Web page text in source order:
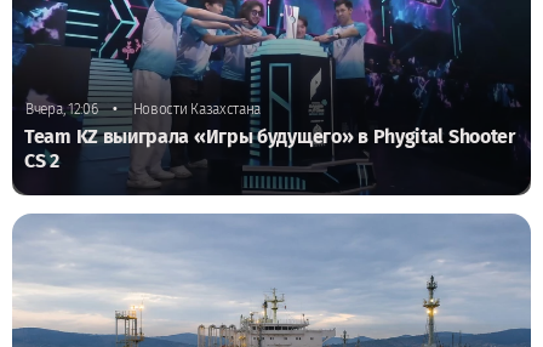
Вчера, 12:06 • Новости Казахстана
Team KZ выиграла «Игры будущего» в Phygital Shooter
CS 2